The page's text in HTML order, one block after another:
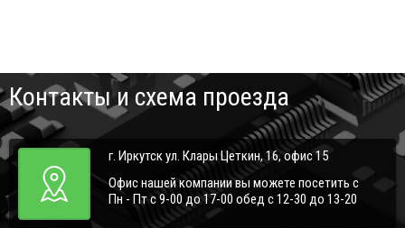
Контакты и схема проезда
г. Иркутск ул. Клары Цеткин, 16, офис 15
Офис нашей компании вы можете посетить с
Пн - Пт с 9-00 до 17-00 обед с 12-30 до 13-20